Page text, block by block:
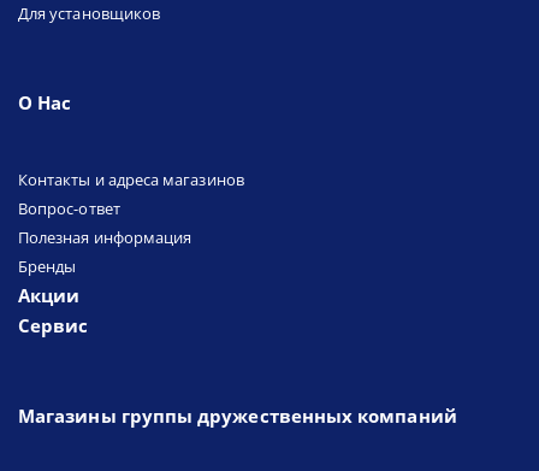
Для установщиков
О Нас
Контакты и адреса магазинов
Вопрос-ответ
Полезная информация
Бренды
Акции
Сервис
Магазины группы дружественных компаний